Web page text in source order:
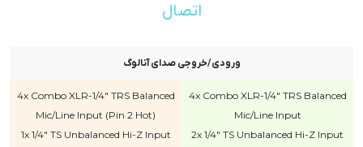
اتصال
ورودی/خروجی صدای آنالوگ
4x Combo XLR-1/4" TRS Balanced
Mic/Line Input
2x 1/4" TS Unbalanced Hi-Z Input
4x Combo XLR-1/4" TRS Balanced
Mic/Line Input (Pin 2 Hot)
1x 1/4" TS Unbalanced Hi-Z Input